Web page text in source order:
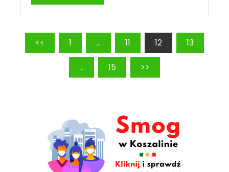
Stronicowanie
wpisów
<< 1 … 11 12 13
… 15 >>